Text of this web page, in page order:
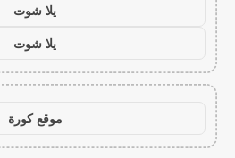
يلا شوت
يلا شوت
موقع كورة